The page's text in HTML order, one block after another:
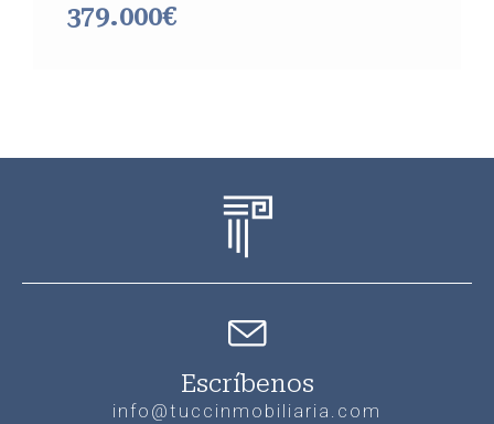
379.000€
Escríbenos
info@tuccinmobiliaria.com